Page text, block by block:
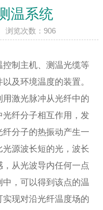
温系统
浏览次数： 906
制主机、测温光缆等
及环境温度的装置。
激光脉冲从光纤中的
纤分子相互作用，发
分子的热振动产生一
源波长短的光，波长
从光波导内任何一点
，可以得到该点的温
现对沿光纤温度场的